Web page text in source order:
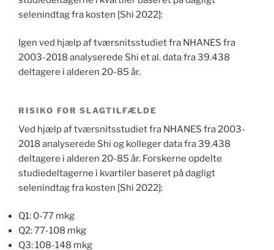
selenindtag fra kosten [Shi 2022]:
Igen ved hjælp af tværsnitsstudiet fra NHANES fra
2003-2018 analyserede Shi et al. data fra 39.438
deltagere i alderen 20-85 år.
RISIKO FOR SLAGTILFÆLDE
Ved hjælp af tværsnitsstudiet fra NHANES fra 2003-
2018 analyserede Shi og kolleger data fra 39.438
deltagere i alderen 20-85 år. Forskerne opdelte
studiedeltagerne i kvartiler baseret på dagligt
selenindtag fra kosten [Shi 2022]:
Q1: 0-77 mkg
Q2: 77-108 mkg
Q3: 108-148 mkg